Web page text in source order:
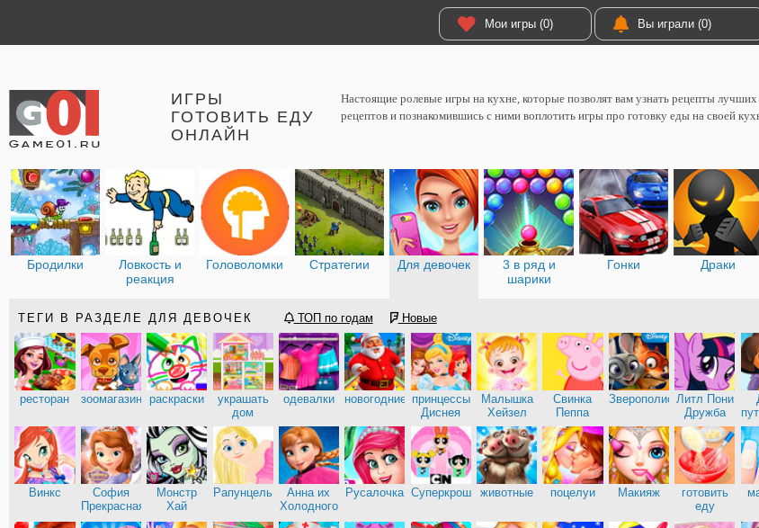
Мои игры (0) Вы играли (0)
ИГРЫ
ГОТОВИТЬ ЕДУ
ОНЛАЙН
Настоящие ролевые игры на кухне, которые позволят вам узнать рецепты
рецептов и познакомившись с ними воплотить игры про готовку еды на своей
Бродилки
Ловкость и
реакция
Головоломки Стратегии Для девочек
3 в ряд и
шарики
Гонки Драки
ТЕГИ В РАЗДЕЛЕ ДЛЯ ДЕВОЧЕК ТОП по годам Новые
ресторан зоомагазин раскраски
украшать
дом
одевалки новогодние принцессы
Диснея
Малышка
Хейзел
Свинка
Пеппа
Зверополис Литл Пони
Дружба
Винкс
София
Прекрасная
Монстр
Хай
Рапунцель
Анна их
Холодного
сердца
Русалочка Суперкрошкиживотные поцелуи Макияж
готовить
еду